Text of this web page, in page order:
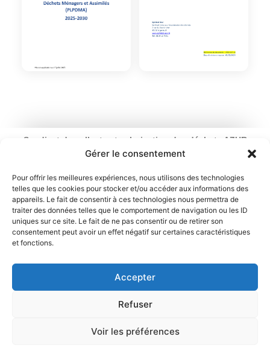
Gérer le consentement
Pour offrir les meilleures expériences, nous utilisons des technologies
telles que les cookies pour stocker et/ou accéder aux informations des
appareils. Le fait de consentir à ces technologies nous permettra de
traiter des données telles que le comportement de navigation ou les ID
uniques sur ce site. Le fait de ne pas consentir ou de retirer son
consentement peut avoir un effet négatif sur certaines caractéristiques
et fonctions.
Accepter
Refuser
Voir les préférences
Syndicat de collecte et valorisation des déchets AZUR
Ouverture : du lundi au vendredi
2 rue du Chemin Vert – 95100 Argenteuil
01 34 11 70 31
Mentions légales Politique de cookies
Déclaration de confidentialité